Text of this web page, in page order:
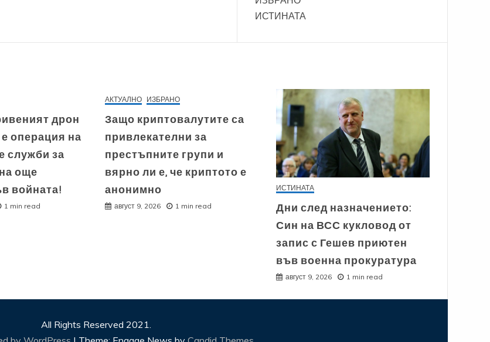
ИСТИНАТА
дрон
операция на
служби за
още
войната!
1 min read
АКТУАЛНО ИЗБРАНО
Защо криптовалутите са
привлекателни за
престъпните групи и
вярно ли е, че криптото е
анонимно
август 9, 2026 1 min read
ИСТИНАТА
Дни след назначението:
Син на ВСС кукловод от
запис с Гешев приютен
във военна прокуратура
август 9, 2026 1 min read
All Rights Reserved 2021.